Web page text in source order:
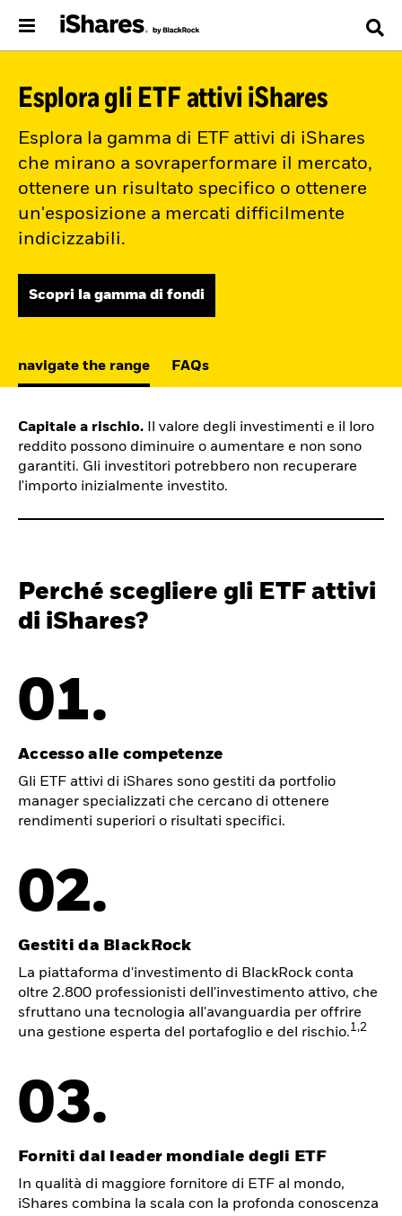
Esplora gli ETF attivi iShares
Esplora la gamma di ETF attivi di iShares
che mirano a sovraperformare il mercato,
ottenere un risultato specifico o ottenere
un'esposizione a mercati difficilmente
indicizzabili.
Scopri la gamma di fondi
navigate the range FAQs
Capitale a rischio. Il valore degli investimenti e il loro
reddito possono diminuire o aumentare e non sono
garantiti. Gli investitori potrebbero non recuperare
l'importo inizialmente investito.
Perché scegliere gli ETF attivi
di iShares?
01.
Accesso alle competenze
Gli ETF attivi di iShares sono gestiti da portfolio
manager specializzati che cercano di ottenere
rendimenti superiori o risultati specifici.
02.
Gestiti da BlackRock
La piattaforma d'investimento di BlackRock conta
oltre 2.800 professionisti dell'investimento attivo, che
sfruttano una tecnologia all'avanguardia per offrire
una gestione esperta del portafoglio e del rischio.1,2
03.
Forniti dal leader mondiale degli ETF
In qualità di maggiore fornitore di ETF al mondo,
iShares combina la scala con la profonda conoscenza